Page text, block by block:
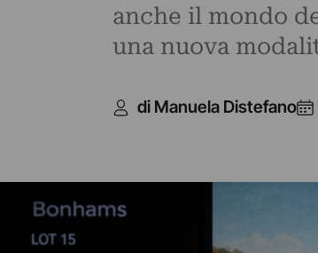
anche il mondo
una nuova
di Manuela Distefano